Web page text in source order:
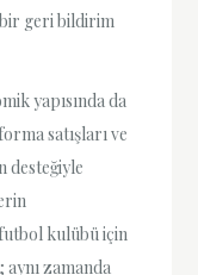
geri bildirim
yapısında da
satışları ve
desteğiyle
kulübü için
zamanda